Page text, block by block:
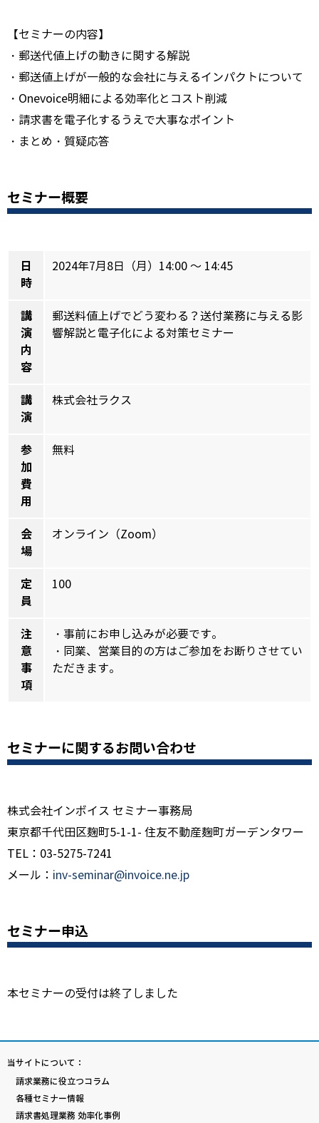
【セミナーの内容】
・郵送代値上げの動きに関する解説
・郵送値上げが一般的な会社に与えるインパクトについて
・Onevoice明細による効率化とコスト削減
・請求書を電子化するうえで大事なポイント
・まとめ・質疑応答
セミナー概要
日
時
2024年7月8日（月）14:00 ～ 14:45
講
演
内
容
郵送料値上げでどう変わる？送付業務に与える影
響解説と電子化による対策セミナー
講
演
株式会社ラクス
参
加
費
用
無料
会
場
オンライン（Zoom）
定
員
100
注
意
事
項
・事前にお申し込みが必要です。
・同業、営業目的の方はご参加をお断りさせてい
ただきます。
セミナーに関するお問い合わせ
株式会社インボイス セミナー事務局
東京都千代田区麹町5-1-1- 住友不動産麹町ガーデンタワー
TEL：03-5275-7241
メール： inv-seminar@invoice.ne.jp
セミナー申込
本セミナーの受付は終了しました
当サイトについて：
請求業務に役立つコラム
各種セミナー情報
請求書処理業務 効率化事例